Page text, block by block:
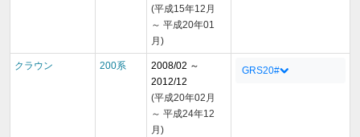
(平成15年12月
～ 平成20年01
月)
クラウン 200系
2008/02 ～
2012/12
(平成20年02月
～ 平成24年12
月)
GRS20#